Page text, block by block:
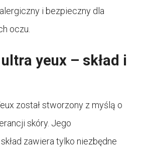
i bezpieczny dla
oczu.
yeux – skład i
został stworzony z myślą o
skóry. Jego
zawiera tylko niezbędne